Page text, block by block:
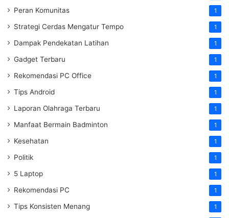
Peran Komunitas 1
Strategi Cerdas Mengatur Tempo 1
Dampak Pendekatan Latihan 1
Gadget Terbaru 1
Rekomendasi PC Office 1
Tips Android 1
Laporan Olahraga Terbaru 1
Manfaat Bermain Badminton 1
Kesehatan 1
Politik 1
5 Laptop 1
Rekomendasi PC 1
Tips Konsisten Menang 1